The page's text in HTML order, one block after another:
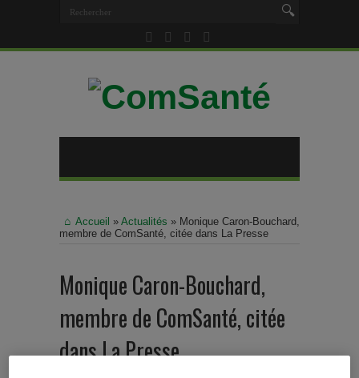
Accueil » Actualités » Monique Caron-Bouchard,
membre de ComSanté, citée dans La Presse
Monique Caron-Bouchard,
membre de ComSanté, citée
dans La Presse